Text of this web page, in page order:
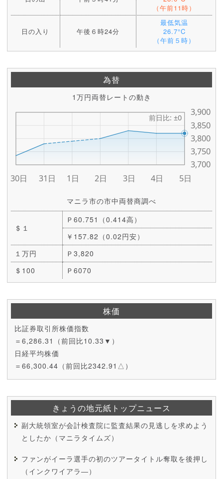
（午前11時）
日の入り 午後６時24分
最低気温
26.7°C
（午前５時）
為替
1万円両替レートの動き
マニラ市の市中両替商調べ
＄１
Ｐ60.751（0.414高）
￥157.82（0.02円安）
１万円
Ｐ3,820
＄100
Ｐ6070
株価
比証券取引所株価指数
＝6,286.31（前回比10.33▼）
日経平均株価
＝66,300.44（前回比2342.91△）
きょうの地元紙トップニュース
副大統領室が会計検査院に監査結果の見逃しを求めよう
としたか（マニラタイムズ）
ファンがイーラ選手の初のツアータイトル奪取を後押し
（インクワイアラ―）